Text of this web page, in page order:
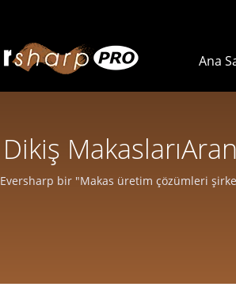
Ana
Dikiş
Eversharp bir "Makas üretim çözümleri